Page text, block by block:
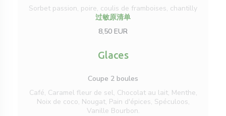
Sorbet passion, poire, coulis de framboises, chantilly
过敏原清单
8,50 EUR
Glaces
Coupe 2 boules
Café, Caramel fleur de sel, Chocolat au lait, Menthe,
Noix de coco, Nougat, Pain d'épices, Spéculoos,
Vanille Bourbon.